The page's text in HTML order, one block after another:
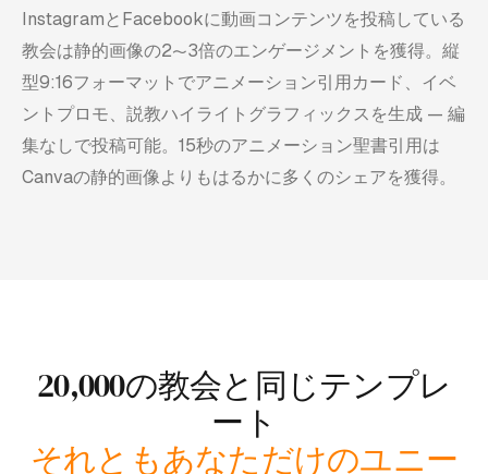
InstagramとFacebookに動画コンテンツを投稿している
教会は静的画像の2〜3倍のエンゲージメントを獲得。縦
型9:16フォーマットでアニメーション引用カード、イベ
ントプロモ、説教ハイライトグラフィックスを生成 — 編
集なしで投稿可能。15秒のアニメーション聖書引用は
Canvaの静的画像よりもはるかに多くのシェアを獲得。
20,000の教会と同じテンプレ
ート
それともあなただけのユニー